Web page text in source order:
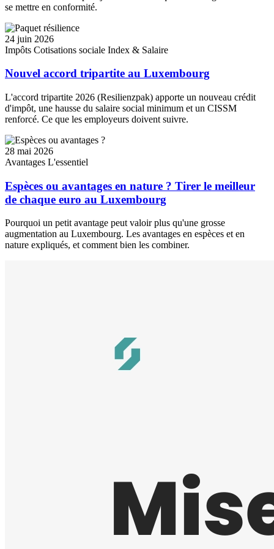
se mettre en conformité.
24 juin 2026
Impôts Cotisations sociale Index & Salaire
Nouvel accord tripartite au Luxembourg
L'accord tripartite 2026 (Resilienzpak) apporte un nouveau crédit
d'impôt, une hausse du salaire social minimum et un CISSM
renforcé. Ce que les employeurs doivent suivre.
28 mai 2026
Avantages L'essentiel
Espèces ou avantages en nature ? Tirer le meilleur
de chaque euro au Luxembourg
Pourquoi un petit avantage peut valoir plus qu'une grosse
augmentation au Luxembourg. Les avantages en espèces et en
nature expliqués, et comment bien les combiner.